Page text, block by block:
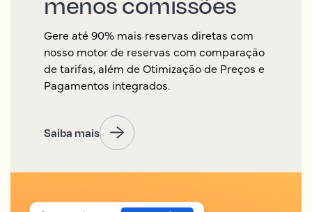
Gere até 90% mais reservas diretas com
nosso motor de reservas com comparação
de tarifas, além de Otimização de Preços e
Pagamentos integrados.
Saiba mais